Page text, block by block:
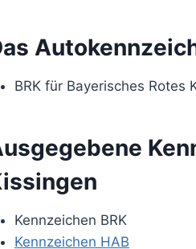
BRK für Bayerisches Rotes
Kennzeichen BRK
Kennzeichen HAB